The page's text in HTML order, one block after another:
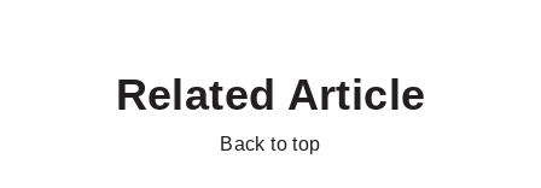
Related Article
Back to top